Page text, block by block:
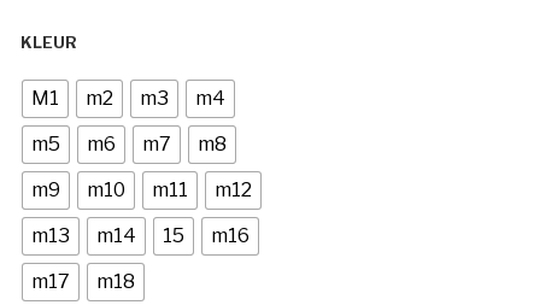
Nazorg
Speciale behandelingen
Wenkbrauwen
Handen & voeten
MERKEN
ANP
KLEUR
M1 m2 m3
m4
m5
m6 m7
m8
m9
m10 m11
m12
m13
m14 15
m16
m17
m18